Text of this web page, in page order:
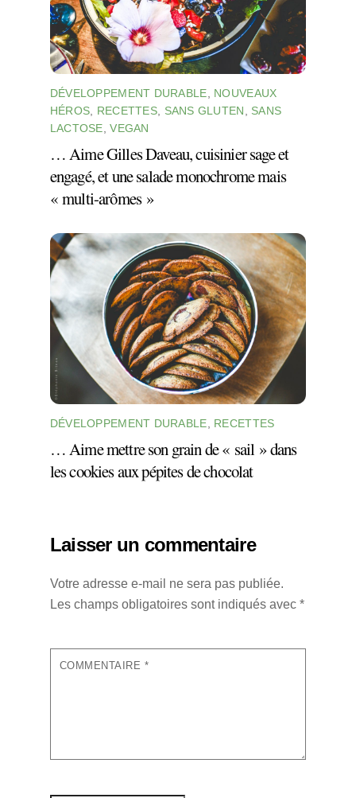
DÉVELOPPEMENT DURABLE
NOUVEAUX
HÉROS
RECETTES, SANS GLUTEN
SANS
LACTOSE ,VEGAN
… Aime Gilles Daveau, cuisinier sage et
engagé, et une salade monochrome mais
« multi-arômes »
DÉVELOPPEMENT DURABLE RECETTES
… Aime mettre son grain de « sail » dans
les cookies aux pépites de chocolat
Laisser un commentaire
Votre adresse e-mail ne sera pas publiée.
Les champs obligatoires sont indiqués avec *
COMMENTAIRE *